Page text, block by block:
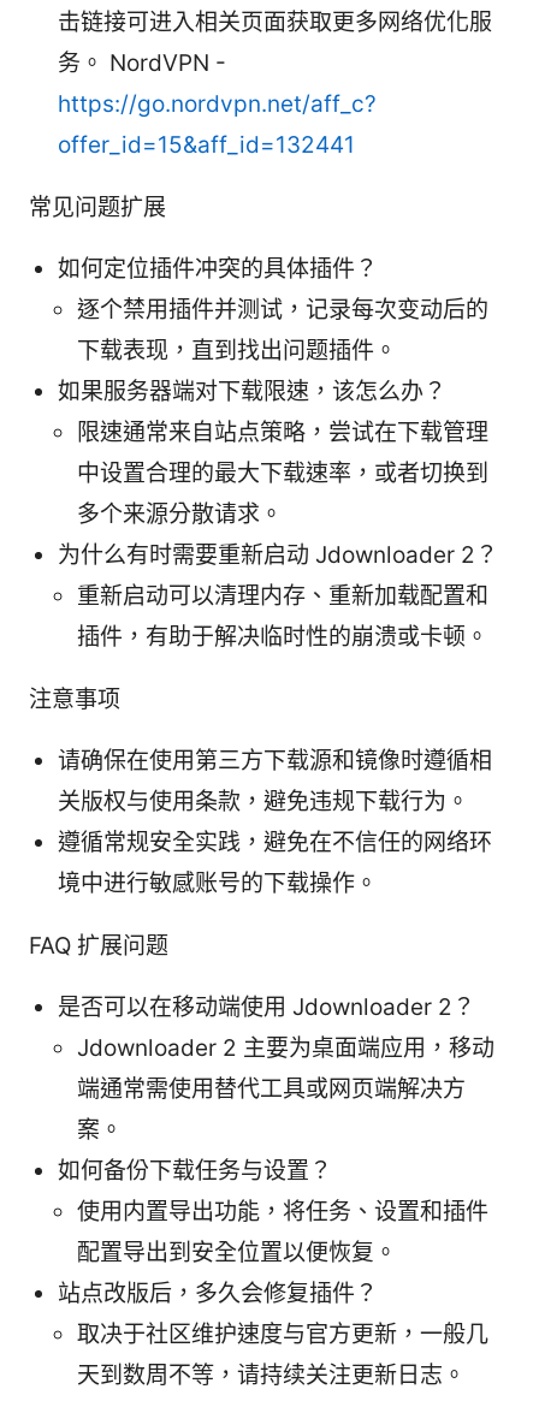
击链接可进入相关页面获取更多网络优化服
务。 NordVPN -
https://go.nordvpn.net/aff_c?
offer_id=15&aff_id=132441
常见问题扩展
如何定位插件冲突的具体插件？
逐个禁用插件并测试，记录每次变动后的
下载表现，直到找出问题插件。
如果服务器端对下载限速，该怎么办？
限速通常来自站点策略，尝试在下载管理
中设置合理的最大下载速率，或者切换到
多个来源分散请求。
为什么有时需要重新启动 Jdownloader 2？
重新启动可以清理内存、重新加载配置和
插件，有助于解决临时性的崩溃或卡顿。
注意事项
请确保在使用第三方下载源和镜像时遵循相
关版权与使用条款，避免违规下载行为。
遵循常规安全实践，避免在不信任的网络环
境中进行敏感账号的下载操作。
FAQ 扩展问题
是否可以在移动端使用 Jdownloader 2？
Jdownloader 2 主要为桌面端应用，移动
端通常需使用替代工具或网页端解决方
案。
如何备份下载任务与设置？
使用内置导出功能，将任务、设置和插件
配置导出到安全位置以便恢复。
站点改版后，多久会修复插件？
取决于社区维护速度与官方更新，一般几
天到数周不等，请持续关注更新日志。